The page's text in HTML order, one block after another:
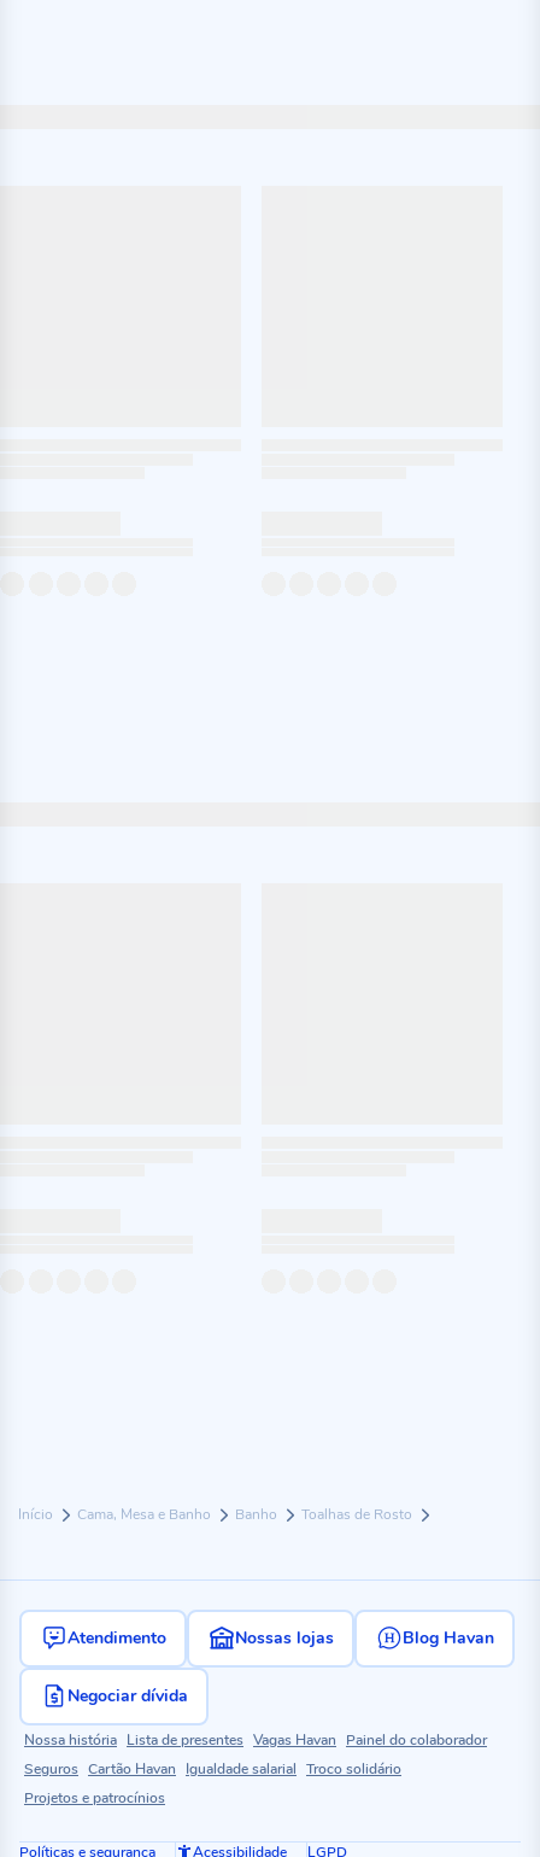
Início Cama, Mesa e Banho Banho Toalhas de Rosto
Atendimento Nossas lojas Blog Havan
Negociar dívida
Nossa história Lista de presentes Vagas Havan
Painel do colaborador
Seguros Cartão Havan Igualdade salarial Troco solidário
Projetos e patrocínios
Políticas e segurança Acessibilidade LGPD